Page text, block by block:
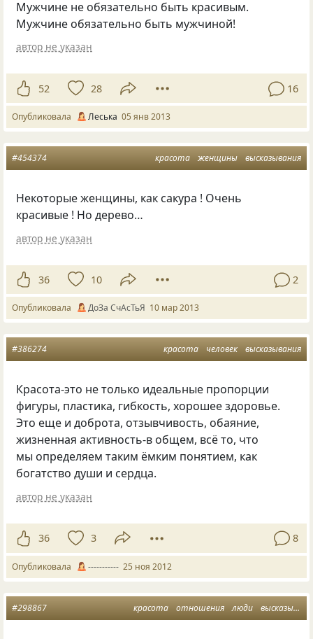
Мужчине не обязательно быть красивым.
Мужчине обязательно быть мужчиной!
автор не указан
52 28 16
Опубликовала Леська 05 янв 2013
красота женщины высказывания
#454374
Некоторые женщины, как сакура ! Очень
красивые ! Но дерево…
автор не указан
36 10 2
Опубликовала ДоЗа СчАсТьЯ 10 мар 2013
красота человек высказывания
#386274
Красота-это не только идеальные пропорции
фигуры, пластика, гибкость, хорошее здоровье.
Это еще и доброта, отзывчивость, обаяние,
жизненная активность-в общем, всё то, что
мы определяем таким ёмким понятием, как
богатство души и сердца.
автор не указан
36 3 8
Опубликовала ----------- 25 ноя 2012
красота отношения люди высказывания
#298867